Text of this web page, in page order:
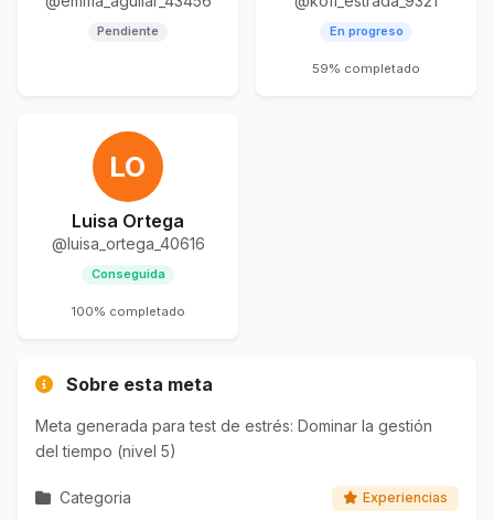
Pendiente En progreso
59% completado
LO
Luisa Ortega
@luisa_ortega_40616
Conseguida
100% completado
Sobre esta meta
Meta generada para test de estrés: Dominar la gestión
del tiempo (nivel 5)
Categoria Experiencias